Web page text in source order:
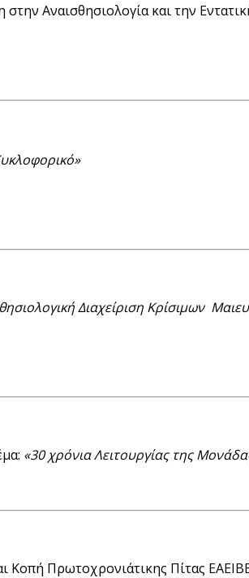
Αναισθησιολογία και την
Διαχείριση Κρίσιμων
«30 χρόνια Λειτουργίας της
Κοπή Πρωτοχρονιάτικης Πίτας